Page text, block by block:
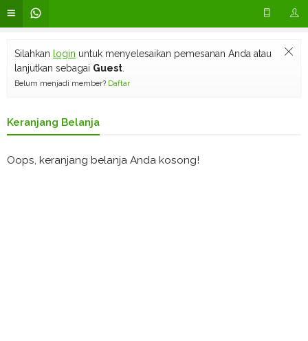
Silahkan login untuk menyelesaikan pemesanan Anda atau
lanjutkan sebagai Guest
Belum menjadi member? Daftar
Keranjang Belanja
Oops, keranjang belanja Anda kosong!